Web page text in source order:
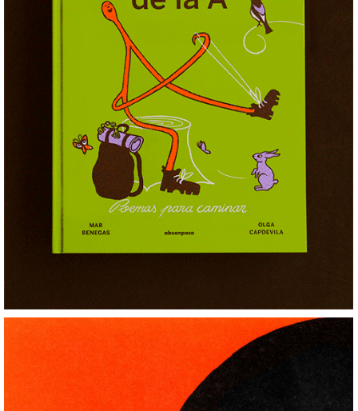
Con las Botas de la A